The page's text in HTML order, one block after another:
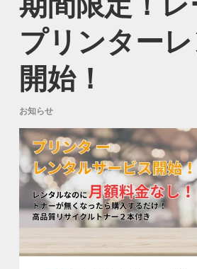
プリンター
開始！
お知らせ